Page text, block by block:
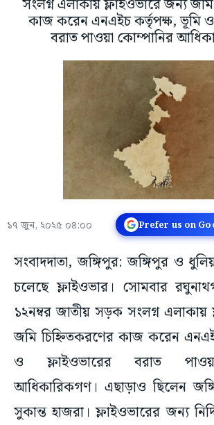
সংলগ্ন এলাকায় ফ্লাইওভারে জন্য
কাজ করেন এনএইচ কর্তৃপক্ষ, ভূমি ও
বরাত পাওয়া কোম্পানির
১৭ জুন, ২০২৫ ০৪:০০ Prefer us on
সংবাদদাতা, জঙ্গিপুর: জঙ্গিপুর ও
চলেছে ফ্লাইওভার। সোমবার
১২নম্বর জাতীয় সড়ক সংলগ্ন এলাকায়
জমি চিহ্নিতকরণের কাজ করেন
ও ফ্লাইওভারের বরাত
আধিকারিকগণ। এছাড়াও ছিলেন
সুকান্ত হাজরা। ফ্লাইওভারের জন্য